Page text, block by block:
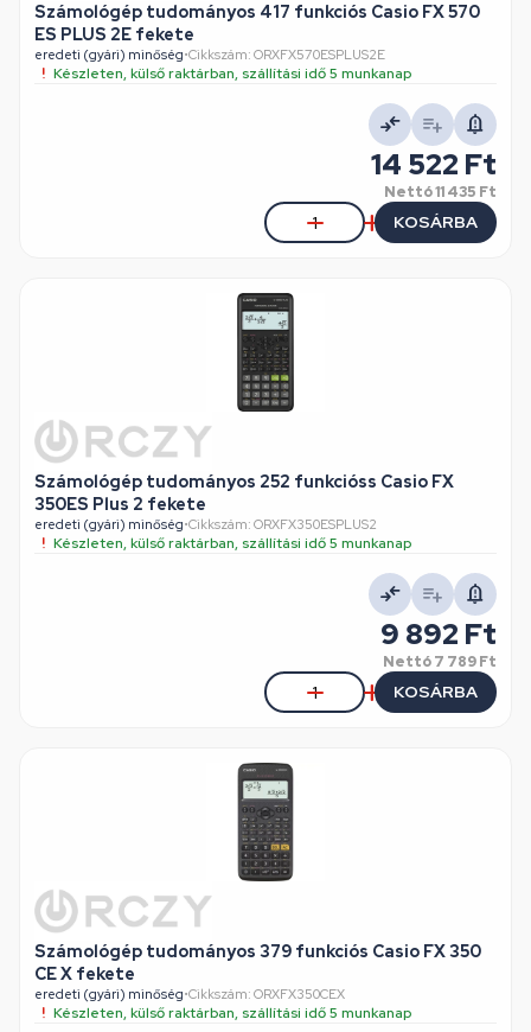
Számológép tudományos 417 funkciós Casio FX 570
ES PLUS 2E fekete
eredeti (gyári) minőség•Cikkszám: ORXFX570ESPLUS2E
Készleten, külső raktárban, szállítási idő 5 munkanap
14 522 Ft
Nettó11 435 Ft
KOSÁRBA
Számológép tudományos 252 funkcióss Casio FX
350ES Plus 2 fekete
eredeti (gyári) minőség•Cikkszám: ORXFX350ESPLUS2
Készleten, külső raktárban, szállítási idő 5 munkanap
9 892 Ft
Nettó7 789 Ft
KOSÁRBA
Számológép tudományos 379 funkciós Casio FX 350
CE X fekete
eredeti (gyári) minőség•Cikkszám: ORXFX350CEX
Készleten, külső raktárban, szállítási idő 5 munkanap